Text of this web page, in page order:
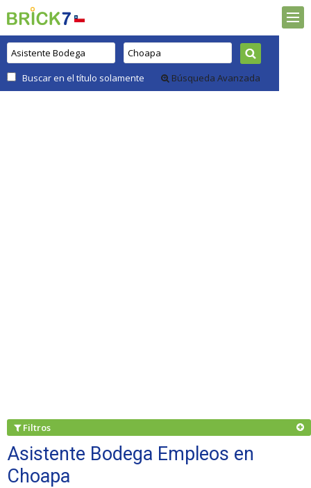
Buscar en el título solamente Búsqueda Avanzada
Filtros
Asistente Bodega Empleos en
Choapa